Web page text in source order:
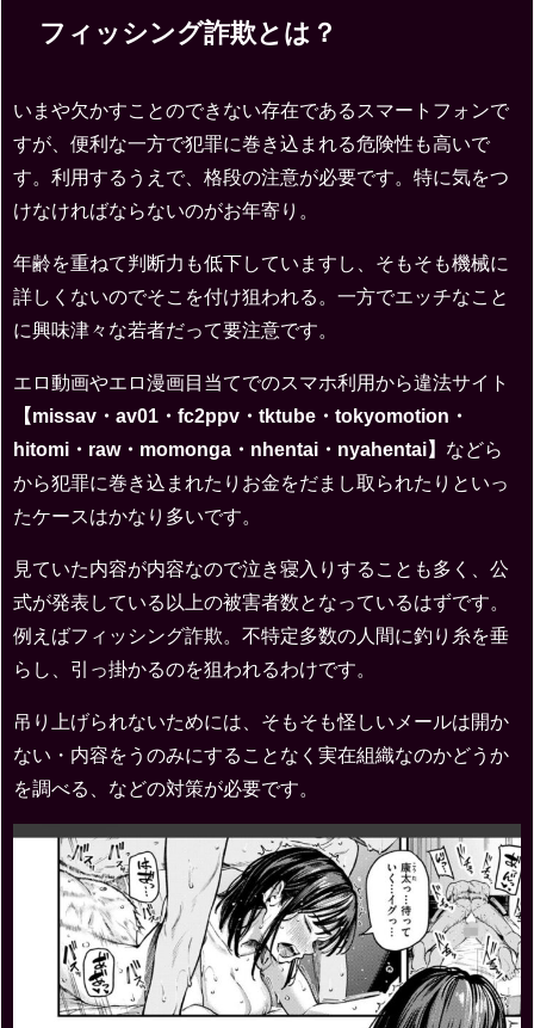
フィッシング詐欺とは？
いまや欠かすことのできない存在であるスマートフォンで
すが、便利な一方で犯罪に巻き込まれる危険性も高いで
す。利用するうえで、格段の注意が必要です。特に気をつ
けなければならないのがお年寄り。
年齢を重ねて判断力も低下していますし、そもそも機械に
詳しくないのでそこを付け狙われる。一方でエッチなこと
に興味津々な若者だって要注意です。
エロ動画やエロ漫画目当てでのスマホ利用から違法サイト
【missav・av01・fc2ppv・tktube・tokyomotion・
hitomi・raw・momonga・nhentai・nyahentai】 などら
から犯罪に巻き込まれたりお金をだまし取られたりといっ
たケースはかなり多いです。
見ていた内容が内容なので泣き寝入りすることも多く、公
式が発表している以上の被害者数となっているはずです。
例えばフィッシング詐欺。不特定多数の人間に釣り糸を垂
らし、引っ掛かるのを狙われるわけです。
吊り上げられないためには、そもそも怪しいメールは開か
ない・内容をうのみにすることなく実在組織なのかどうか
を調べる、などの対策が必要です。